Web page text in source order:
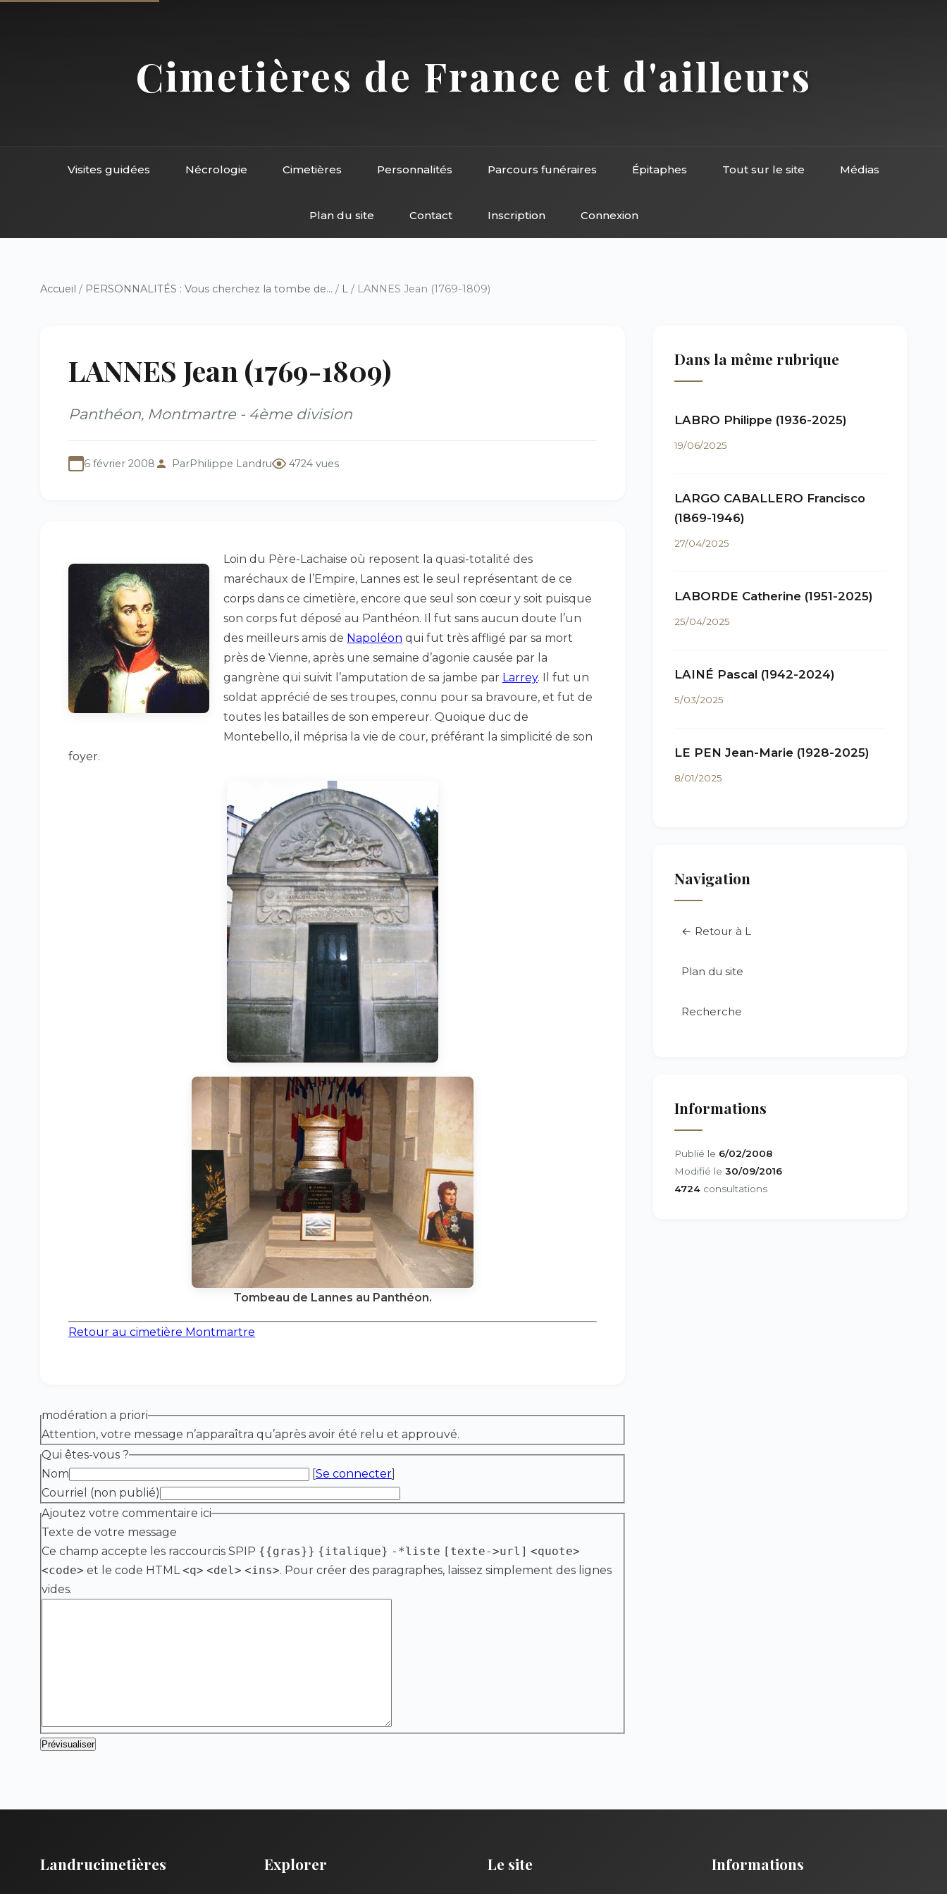
Cimetières de France et d'ailleurs
Visites guidées Nécrologie Cimetières Personnalités Parcours funéraires Épitaphes Tout sur le site Médias
Plan du site Contact Inscription Connexion
Accueil / PERSONNALITÉS : Vous cherchez la tombe de... / L / LANNES Jean (1769-1809)
LANNES Jean (1769-1809)
Panthéon, Montmartre - 4ème division
6 février 2008 ParPhilippe Landru 4724 vues
Loin du Père-Lachaise où reposent la quasi-totalité des
maréchaux de l’Empire, Lannes est le seul représentant de ce
corps dans ce cimetière, encore que seul son cœur y soit puisque
son corps fut déposé au Panthéon. Il fut sans aucun doute l’un
des meilleurs amis de Napoléon qui fut très affligé par sa mort
près de Vienne, après une semaine d’agonie causée par la
gangrène qui suivit l’amputation de sa jambe par Larrey. Il fut un
soldat apprécié de ses troupes, connu pour sa bravoure, et fut de
toutes les batailles de son empereur. Quoique duc de
Montebello, il méprisa la vie de cour, préférant la simplicité de son
foyer.
Tombeau de Lannes au Panthéon.
Retour au cimetière Montmartre
modération a priori
Attention, votre message n’apparaîtra qu’après avoir été relu et approuvé.
Qui êtes-vous ?
Nom
[Se connecter]
Courriel (non publié)
Ajoutez votre commentaire ici
Texte de votre message
Ce champ accepte les raccourcis SPIP {{gras}} {italique} -*liste [texte->url] <quote>
<code> et le code HTML<q> <del> <ins>. Pour créer des paragraphes, laissez simplement des lignes
vides.
Dans la même rubrique
LABRO Philippe (1936-2025)
19/06/2025
LARGO CABALLERO Francisco
(1869-1946)
27/04/2025
LABORDE Catherine (1951-2025)
25/04/2025
LAINÉ Pascal (1942-2024)
5/03/2025
LE PEN Jean-Marie (1928-2025)
8/01/2025
Navigation
← Retour à L
Plan du site
Recherche
Informations
Publié le 6/02/2008
Modifié le 30/09/2016
4724 consultations
Landrucimetières Explorer Le site Informations